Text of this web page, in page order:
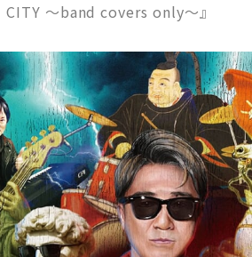
CITY ～band covers only～』